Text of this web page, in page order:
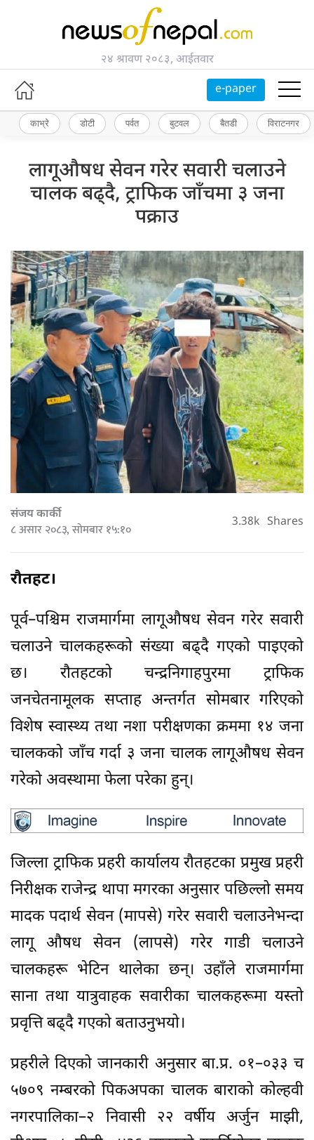
२४ श्रावण २०८३, आईतवार
e-paper
काभ्रे डोटी पर्वत बुटवल बैतडी विराटनगर
लागूऔषध सेवन गरेर सवारी चलाउने
चालक बढ्दै, ट्राफिक जाँचमा ३ जना
पक्राउ
संजय कार्की
८ असार २०८३, सोमबार १५:१० 3.38k Shares
रौतहट।
पूर्व–पश्चिम राजमार्गमा लागूऔषध सेवन गरेर सवारी
चलाउने चालकहरूको संख्या बढ्दै गएको पाइएको
छ। रौतहटको चन्द्रनिगाहपुरमा ट्राफिक
जनचेतनामूलक सप्ताह अन्तर्गत सोमबार गरिएको
विशेष स्वास्थ्य तथा नशा परीक्षणका क्रममा १४ जना
चालकको जाँच गर्दा ३ जना चालक लागूऔषध सेवन
गरेको अवस्थामा फेला परेका हुन्।
जिल्ला ट्राफिक प्रहरी कार्यालय रौतहटका प्रमुख प्रहरी
निरीक्षक राजेन्द्र थापा मगरका अनुसार पछिल्लो समय
मादक पदार्थ सेवन (मापसे) गरेर सवारी चलाउनेभन्दा
लागू औषध सेवन (लापसे) गरेर गाडी चलाउने
चालकहरू भेटिन थालेका छन्। उहाँले राजमार्गमा
साना तथा यात्रुवाहक सवारीका चालकहरूमा यस्तो
प्रवृत्ति बढ्दै गएको बताउनुभयो।
प्रहरीले दिएको जानकारी अनुसार बा.प्र. ०१–०३३ च
५७०९ नम्बरको पिकअपका चालक बाराको कोल्हवी
नगरपालिका–२ निवासी २२ वर्षीय अर्जुन माझी,